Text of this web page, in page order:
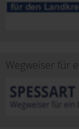
Wegweiser für